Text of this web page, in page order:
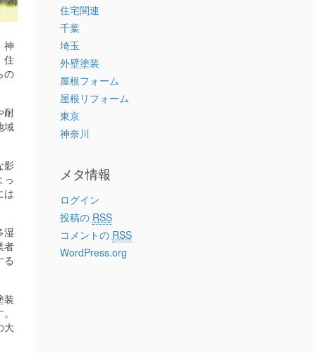
神
住
の
耐
域
影
っ
は
湿
者
る
装
大
住宅関連
千葉
埼玉
外壁塗装
屋根フォーム
屋根リフォーム
東京
神奈川
メタ情報
ログイン
投稿の RSS
コメントの RSS
WordPress.org